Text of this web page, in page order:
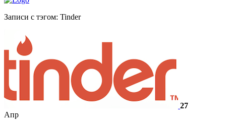
Записи с тэгом: Tinder
27
Апр